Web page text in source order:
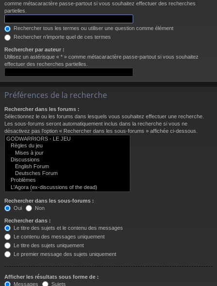
comme métacaractère passe-partout si vous souhaitez effectuer des recherches
partielles.
Rechercher tous les termes ou utiliser une question comme élément
Rechercher n’importe quel de ces termes
Rechercher par auteur :
Utilisez un astérisque « * » comme métacaractère passe-partout si vous souhaitez
effectuer des recherches partielles.
Préférences de la recherche
Rechercher dans les forums :
Sélectionnez le ou les forums dans lesquels vous souhaitez effectuer une recherche.
Les sous-forums seront automatiquement inclus dans la recherche si vous ne
désactivez pas l’option « Rechercher dans les sous-forums » affichée ci-dessous.
Rechercher dans les sous-forums :
Oui
Non
Rechercher dans :
Le titre des sujets et le contenu des messages
Le contenu des messages uniquement
Le titre des sujets uniquement
Le premier message des sujets uniquement
Afficher les résultats sous forme de :
Messages
Sujets